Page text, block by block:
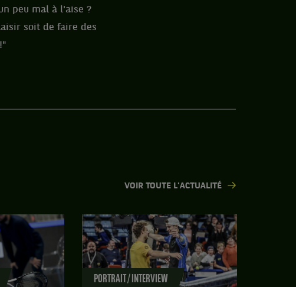
peu mal à l'aise ?
soit de faire des
PORTRAIT / INTERVIEW
VOIR TOUTE L'ACTUALITÉ